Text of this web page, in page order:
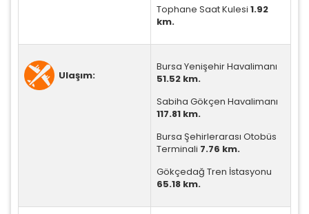
ÇEREZ KULLANIM AYARLARINIZ
Tophane Saat Kulesi 1.92
km.
Ulaşım:
Bursa Yenişehir Havalimanı
51.52 km.
Sabiha Gökçen Havalimanı
117.81 km.
Bursa Şehirlerarası Otobüs
Terminali 7.76 km.
Gökçedağ Tren İstasyonu
65.18 km.